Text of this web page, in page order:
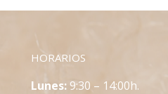
HORARIOS
Lunes:9:30 – 14:00h.